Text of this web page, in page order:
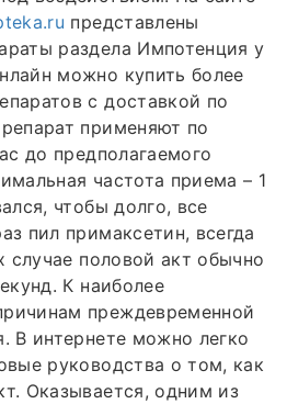
представлены
раздела Импотенция у
можно купить более
с доставкой по
применяют по
до предполагаемого
частота приема – 1
чтобы долго, все
пил примаксетин, всегда
случае половой акт обычно
К наиболее
преждевременной
В интернете можно легко
руководства о том, как
Оказывается, одним из